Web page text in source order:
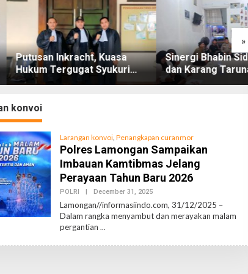
»
Inkracht, Kuasa
Syukuri
di PN Jember
Sinergi Bhabin Sidomukti
dan Karang Taruna Arsiba
Sukseskan HUT Ke-81 RI
konvoi
Larangan konvoi, Penangkapan curanmor
Polres Lamongan Sampaikan
Imbauan Kamtibmas Jelang
Perayaan Tahun Baru 2026
POLRI | December 31, 2025B
S
A
Lamongan//informasiindo.com, 31/12/2025 –
Dalam rangka menyambut dan merayakan malam
pergantian